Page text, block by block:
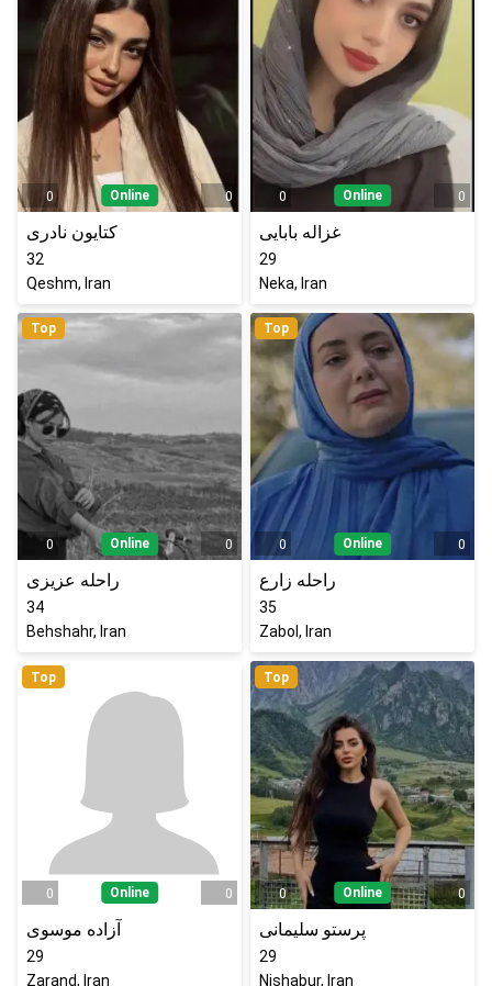
0 Online 0
کتایون نادری
32
Qeshm, Iran
0 Online 0
غزاله بابایی
29
Neka, Iran
Top
0 Online 0
راحله عزیزی
34
Behshahr, Iran
Top
0 Online 0
راحله زارع
35
Zabol, Iran
Top
0 Online 0
آزاده موسوی
29
Zarand, Iran
Top
0 Online 0
پرستو سلیمانی
29
Nishabur, Iran